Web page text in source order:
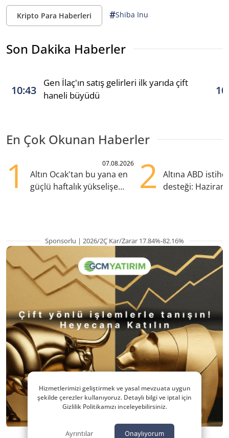
Kripto Para Haberleri #Shiba Inu
Son Dakika Haberler
10:43
Gen İlaç'ın satış gelirleri ilk yarıda çift
haneli büyüdü
En Çok Okunan Haberler
1 07.08.2026
Altın Ocak'tan bu yana en
güçlü haftalık yükselişe
2
Altına ABD
desteği:
Sponsorlu | 2026/2Ç Kar/Zarar 17.84%-82.16%
Hizmetlerimizi geliştirmek ve yasal mevzuata uygun
şekilde çerezler kullanıyoruz. Detaylı bilgi ve iptal için
Gizlilik Politikamızı inceleyebilirsiniz.
Ayrıntılar Onaylıyorum